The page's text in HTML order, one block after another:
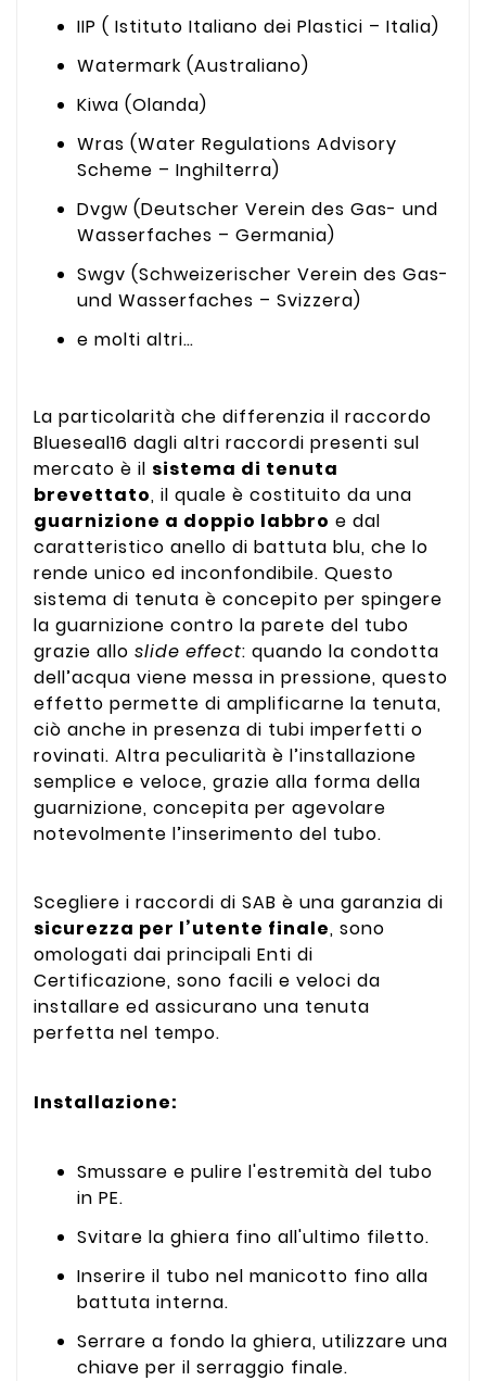
IIP ( Istituto Italiano dei Plastici – Italia)
Watermark (Australiano)
Kiwa (Olanda)
Wras (Water Regulations Advisory
Scheme – Inghilterra)
Dvgw (Deutscher Verein des Gas- und
Wasserfaches – Germania)
Swgv (Schweizerischer Verein des Gas-
und Wasserfaches – Svizzera)
e molti altri…
La particolarità che differenzia il raccordo
Blueseal16 dagli altri raccordi presenti sul
mercato è il sistema di tenuta
brevettato, il quale è costituito da una
guarnizione a doppio labbro e dal
caratteristico anello di battuta blu, che lo
rende unico ed inconfondibile. Questo
sistema di tenuta è concepito per spingere
la guarnizione contro la parete del tubo
grazie allo slide effect: quando la condotta
dell’acqua viene messa in pressione, questo
effetto permette di amplificarne la tenuta,
ciò anche in presenza di tubi imperfetti o
rovinati. Altra peculiarità è l’installazione
semplice e veloce, grazie alla forma della
guarnizione, concepita per agevolare
notevolmente l’inserimento del tubo.
Scegliere i raccordi di SAB è una garanzia di
sicurezza per l’utente finale, sono
omologati dai principali Enti di
Certificazione, sono facili e veloci da
installare ed assicurano una tenuta
perfetta nel tempo.
Installazione:
Smussare e pulire l'estremità del tubo
in PE.
Svitare la ghiera fino all'ultimo filetto.
Inserire il tubo nel manicotto fino alla
battuta interna.
Serrare a fondo la ghiera, utilizzare una
chiave per il serraggio finale.